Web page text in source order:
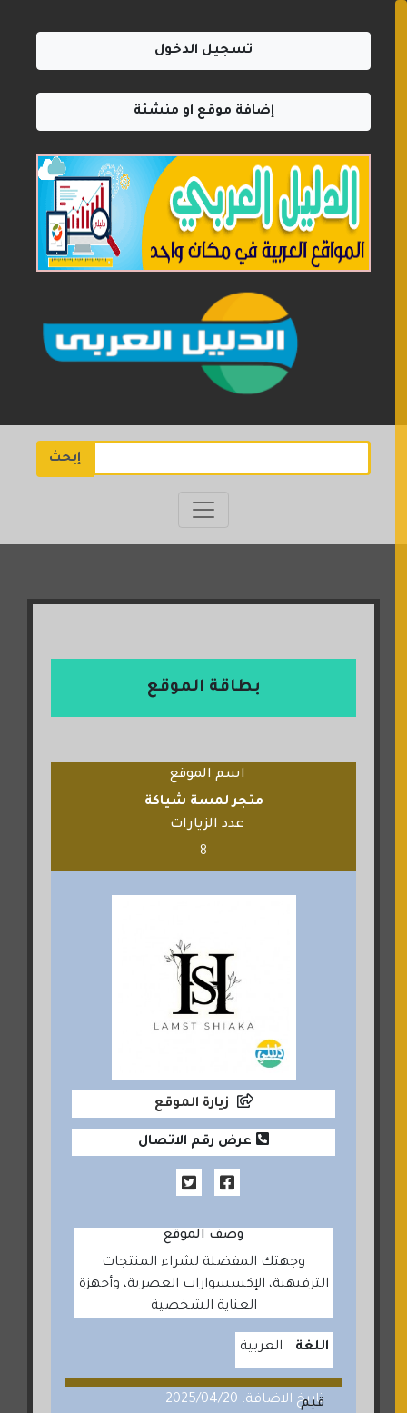
تسجيل الدخول
إضافة موقع او منشئة
إبحث
بطاقة الموقع
اسم الموقع
متجر لمسة شياكة
عدد الزيارات
8
زيارة الموقع
عرض رقم الاتصال
وصف الموقع
وجهتك المفضلة لشراء المنتجات
الترفيهية، الإكسسوارات العصرية، وأجهزة
العناية الشخصية
اللغة العربية
تاريخ الاضافة: 2025/04/20
قيم